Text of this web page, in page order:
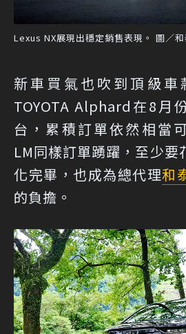
Lexus NX展現出穩定銷售表現。 圖／
新車買氣也吹到頂級車
TOYOTA Alphard在8月
台，累積訂單依然相當
LM同樣訂單踴躍，至少要
化完畢，也成為總代理和
的負擔。